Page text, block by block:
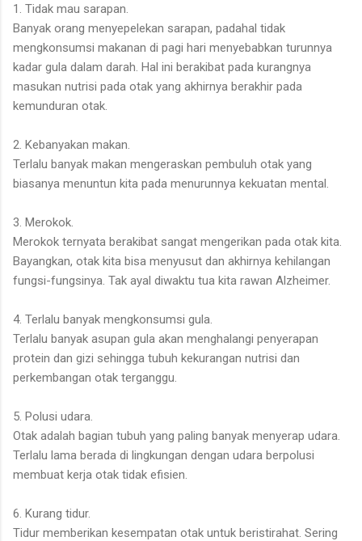
1. Tidak mau sarapan.
Banyak orang menyepelekan sarapan, padahal tidak
mengkonsumsi makanan di pagi hari menyebabkan turunnya
kadar gula dalam darah. Hal ini berakibat pada kurangnya
masukan nutrisi pada otak yang akhirnya berakhir pada
kemunduran otak.
2. Kebanyakan makan.
Terlalu banyak makan mengeraskan pembuluh otak yang
biasanya menuntun kita pada menurunnya kekuatan mental.
3. Merokok.
Merokok ternyata berakibat sangat mengerikan pada otak kita.
Bayangkan, otak kita bisa menyusut dan akhirnya kehilangan
fungsi-fungsinya. Tak ayal diwaktu tua kita rawan Alzheimer.
4. Terlalu banyak mengkonsumsi gula.
Terlalu banyak asupan gula akan menghalangi penyerapan
protein dan gizi sehingga tubuh kekurangan nutrisi dan
perkembangan otak terganggu.
5. Polusi udara.
Otak adalah bagian tubuh yang paling banyak menyerap udara.
Terlalu lama berada di lingkungan dengan udara berpolusi
membuat kerja otak tidak efisien.
6. Kurang tidur.
Tidur memberikan kesempatan otak untuk beristirahat. Sering